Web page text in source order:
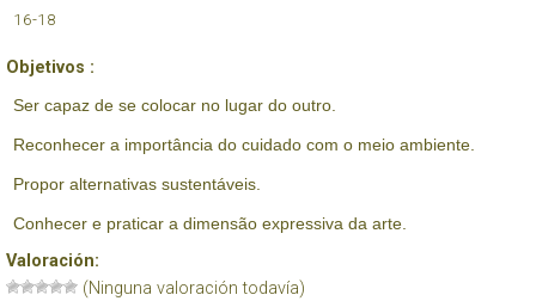
16-18
Objetivos :
Ser capaz de se colocar no lugar do outro.
Reconhecer a importância do cuidado com o meio ambiente.
Propor alternativas sustentáveis.
Conhecer e praticar a dimensão expressiva da arte.
Valoración:
(Ninguna valoración todavía)